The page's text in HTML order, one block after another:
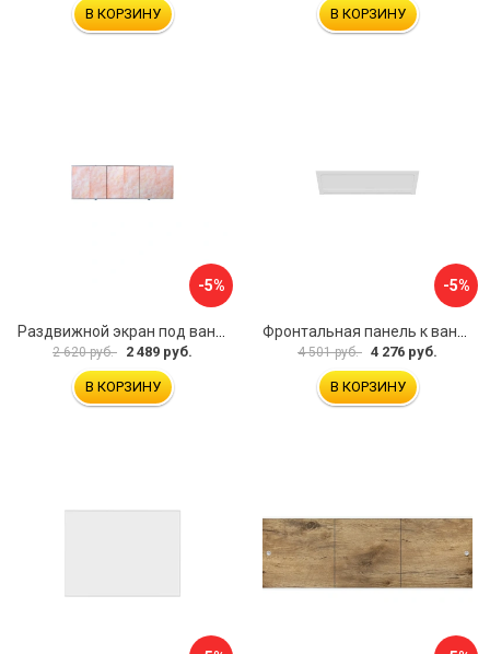
В КОРЗИНУ В КОРЗИНУ
-5%
2 620 руб. 2 489 руб.
В КОРЗИНУ
-5%
4 501 руб. 4 276 руб.
В КОРЗИНУ